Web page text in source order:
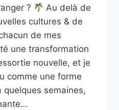
?
Au delà de
cultures & de
de mes
une transformation
nouvelle, et je
comme une forme
quelques semaines,